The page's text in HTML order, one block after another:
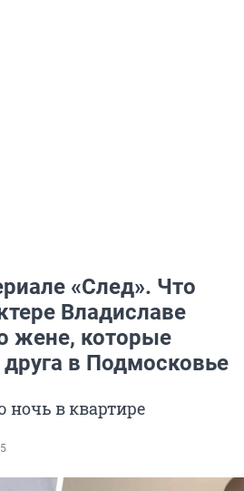
«След». Что
Владиславе
жене, которые
друга в Подмосковье
ночь в квартире